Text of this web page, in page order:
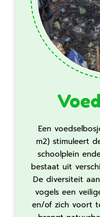
Een
m2) stimuleert
schoolplein
bestaat uit
De diversiteit
vogels een
en/of zich voort